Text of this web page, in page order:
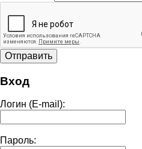
Вход
Логин (E-mail):
Пароль: